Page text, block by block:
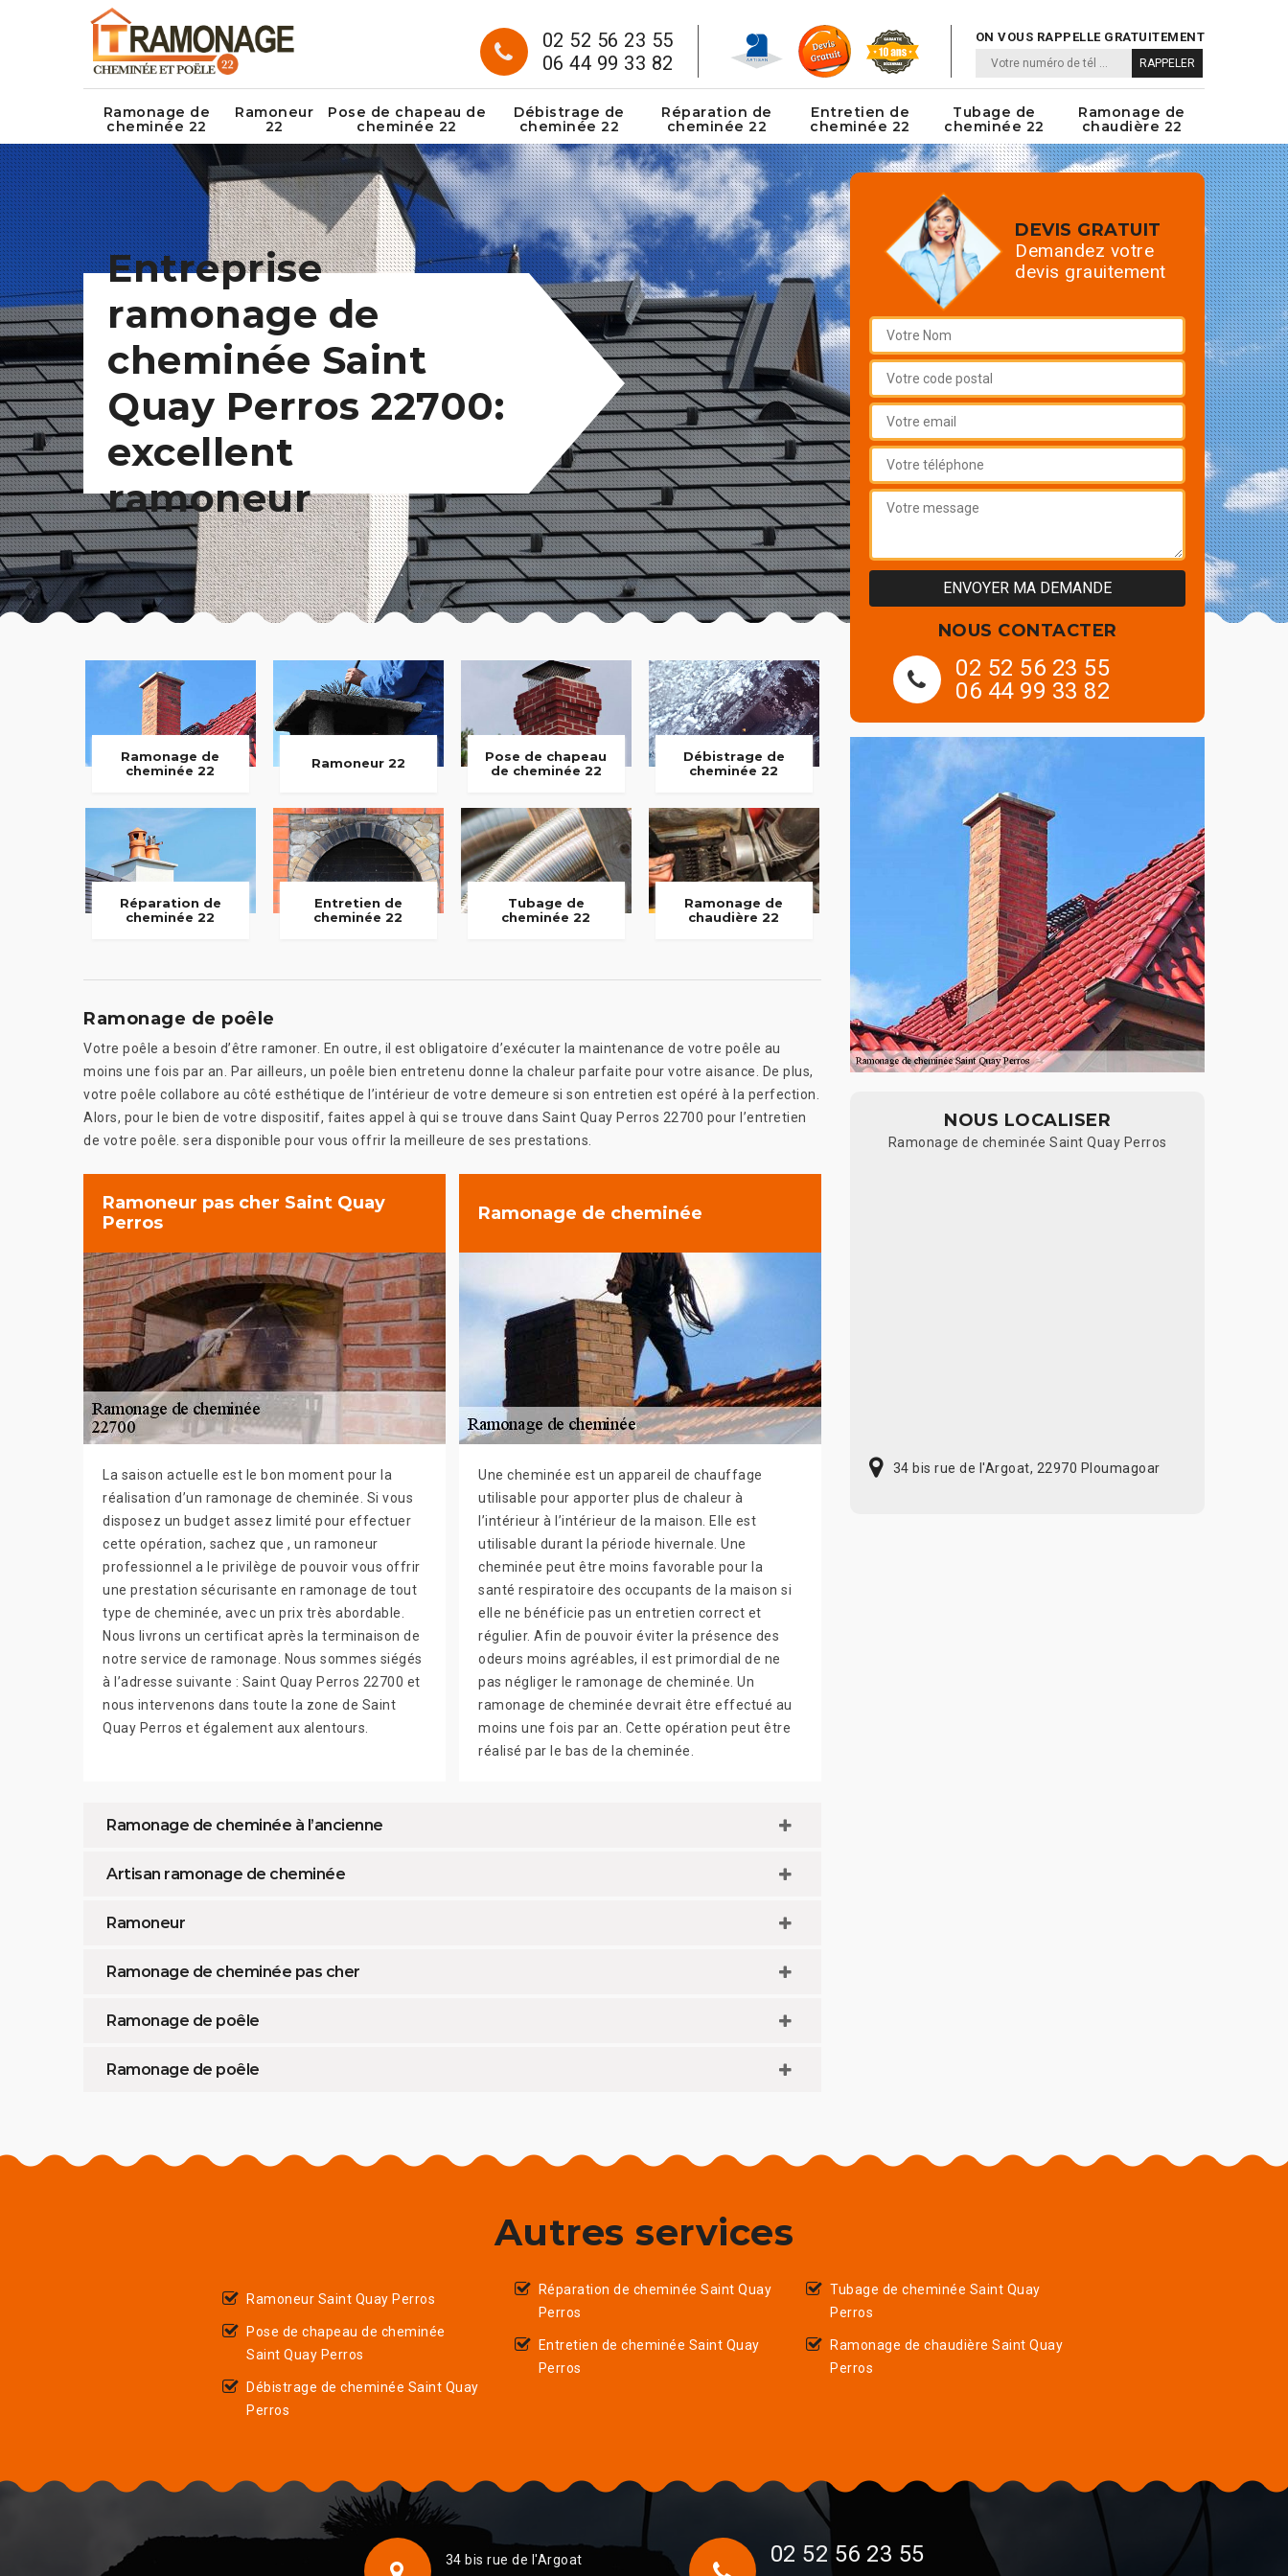
02 52 56 23 55
06 44 99 33 82
ON VOUS RAPPELLE GRATUITEMENT
Ramonage de
cheminée 22
Ramoneur
22
Pose de chapeau de
cheminée 22
Débistrage de
cheminée 22
Réparation de
cheminée 22
Entretien de
cheminée 22
Tubage de
cheminée 22
Ramonage de
chaudière 22
Entreprise
ramonage de
cheminée Saint
Quay Perros 22700:
excellent
ramoneur
Ramonage de
cheminée 22
Ramoneur 22
Pose de chapeau
de cheminée 22
Débistrage de
cheminée 22
Réparation de
cheminée 22
Entretien de
cheminée 22
Tubage de
cheminée 22
Ramonage de
chaudière 22
Ramonage de poêle
Votre poêle a besoin d’être ramoner. En outre, il est obligatoire d’exécuter la maintenance de votre poêle au
moins une fois par an. Par ailleurs, un poêle bien entretenu donne la chaleur parfaite pour votre aisance. De plus,
votre poêle collabore au côté esthétique de l’intérieur de votre demeure si son entretien est opéré à la perfection.
Alors, pour le bien de votre dispositif, faites appel à qui se trouve dans Saint Quay Perros 22700 pour l’entretien
de votre poêle. sera disponible pour vous offrir la meilleure de ses prestations.
Ramoneur pas cher Saint Quay
Perros
La saison actuelle est le bon moment pour la
réalisation d’un ramonage de cheminée. Si vous
disposez un budget assez limité pour effectuer
cette opération, sachez que , un ramoneur
professionnel a le privilège de pouvoir vous offrir
une prestation sécurisante en ramonage de tout
type de cheminée, avec un prix très abordable.
Nous livrons un certificat après la terminaison de
notre service de ramonage. Nous sommes siégés
à l’adresse suivante : Saint Quay Perros 22700 et
nous intervenons dans toute la zone de Saint
Quay Perros et également aux alentours.
Ramonage de cheminée
Une cheminée est un appareil de chauffage
utilisable pour apporter plus de chaleur à
l’intérieur à l’intérieur de la maison. Elle est
utilisable durant la période hivernale. Une
cheminée peut être moins favorable pour la
santé respiratoire des occupants de la maison si
elle ne bénéficie pas un entretien correct et
régulier. Afin de pouvoir éviter la présence des
odeurs moins agréables, il est primordial de ne
pas négliger le ramonage de cheminée. Un
ramonage de cheminée devrait être effectué au
moins une fois par an. Cette opération peut être
réalisé par le bas de la cheminée.
Ramonage de cheminée à l’ancienne
Artisan ramonage de cheminée
Ramoneur
Ramonage de cheminée pas cher
Ramonage de poêle
Ramonage de poêle
DEVIS GRATUIT
Demandez votre
devis grauitement
NOUS CONTACTER
02 52 56 23 55
06 44 99 33 82
NOUS LOCALISER
Ramonage de cheminée Saint Quay Perros
34 bis rue de l'Argoat, 22970 Ploumagoar
Autres services
Ramoneur Saint Quay Perros
Pose de chapeau de cheminée
Saint Quay Perros
Débistrage de cheminée Saint Quay
Perros
Réparation de cheminée Saint Quay
Perros
Entretien de cheminée Saint Quay
Perros
Tubage de cheminée Saint Quay
Perros
Ramonage de chaudière Saint Quay
Perros
34 bis rue de l'Argoat
02 52 56 23 55